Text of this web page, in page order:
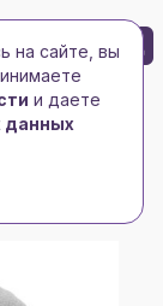
0
поло/
Perfect
на сайте, вы
и даете
данных